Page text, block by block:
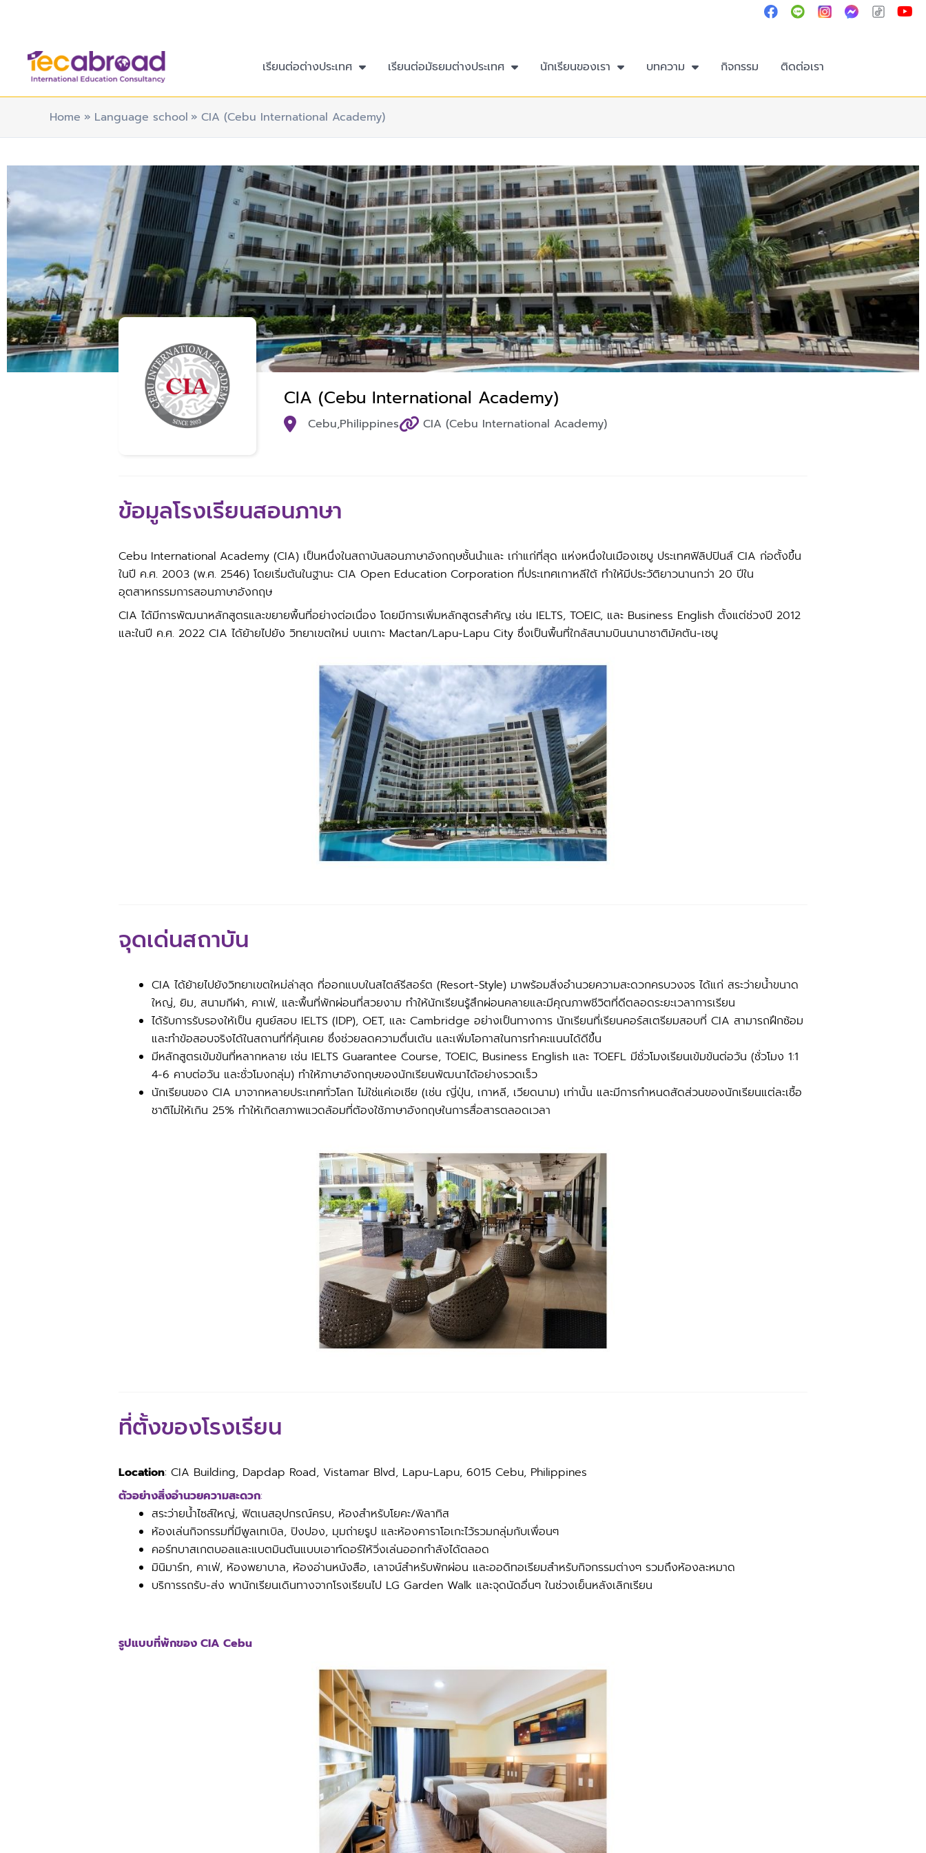
Y
e
เรียนต่อต่างประเทศ เรียนต่อมัธยมต่างประเทศ นักเรียนของเรา บทความ กิจกรรม ติดต่อเรา
Home Language school CIA (Cebu International Academy)
CIA (Cebu International Academy)
Cebu,Philippines CIA (Cebu International Academy)
ข้อมูลโรงเรียนสอนภาษา
Cebu International Academy (CIA) เป็นหนึ่งในสถาบันสอนภาษาอังกฤษชั้นนำและ เก่าแก่ที่สุด แห่งหนึ่งในเมืองเซบู ประเทศฟิลิปปินส์ CIA ก่อตั้งขึ้น
ในปี ค.ศ. 2003 (พ.ศ. 2546) โดยเริ่มต้นในฐานะ CIA Open Education Corporation ที่ประเทศเกาหลีใต้ ทำให้มีประวัติยาวนานกว่า 20 ปีใน
อุตสาหกรรมการสอนภาษาอังกฤษ
CIA ได้มีการพัฒนาหลักสูตรและขยายพื้นที่อย่างต่อเนื่อง โดยมีการเพิ่มหลักสูตรสำคัญ เช่น IELTS, TOEIC, และ Business English ตั้งแต่ช่วงปี 2012
และในปี ค.ศ. 2022 CIA ได้ย้ายไปยัง วิทยาเขตใหม่ บนเกาะ Mactan/Lapu-Lapu City ซึ่งเป็นพื้นที่ใกล้สนามบินนานาชาติมัคตัน-เซบู
จุดเด่นสถาบัน
CIA ได้ย้ายไปยังวิทยาเขตใหม่ล่าสุด ที่ออกแบบในสไตล์รีสอร์ต (Resort-Style) มาพร้อมสิ่งอำนวยความสะดวกครบวงจร ได้แก่ สระว่ายน้ำขนาด
ใหญ่, ยิม, สนามกีฬา, คาเฟ่, และพื้นที่พักผ่อนที่สวยงาม ทำให้นักเรียนรู้สึกผ่อนคลายและมีคุณภาพชีวิตที่ดีตลอดระยะเวลาการเรียน
ได้รับการรับรองให้เป็น ศูนย์สอบ IELTS (IDP), OET, และ Cambridge อย่างเป็นทางการ นักเรียนที่เรียนคอร์สเตรียมสอบที่ CIA สามารถฝึกซ้อม
และทำข้อสอบจริงได้ในสถานที่ที่คุ้นเคย ซึ่งช่วยลดความตื่นเต้น และเพิ่มโอกาสในการทำคะแนนได้ดีขึ้น
มีหลักสูตรเข้มข้นที่หลากหลาย เช่น IELTS Guarantee Course, TOEIC, Business English และ TOEFL มีชั่วโมงเรียนเข้มข้นต่อวัน (ชั่วโมง 1:1
4-6 คาบต่อวัน และชั่วโมงกลุ่ม) ทำให้ภาษาอังกฤษของนักเรียนพัฒนาได้อย่างรวดเร็ว
นักเรียนของ CIA มาจากหลายประเทศทั่วโลก ไม่ใช่แค่เอเชีย (เช่น ญี่ปุ่น, เกาหลี, เวียดนาม) เท่านั้น และมีการกำหนดสัดส่วนของนักเรียนแต่ละเชื้อ
ชาติไม่ให้เกิน 25% ทำให้เกิดสภาพแวดล้อมที่ต้องใช้ภาษาอังกฤษในการสื่อสารตลอดเวลา
ที่ตั้งของโรงเรียน
Location: CIA Building, Dapdap Road, Vistamar Blvd, Lapu-Lapu, 6015 Cebu, Philippines
ตัวอย่างสิ่งอำนวยความสะดวก:
สระว่ายน้ำไซส์ใหญ่, ฟิตเนสอุปกรณ์ครบ, ห้องสำหรับโยคะ/พิลาทิส
ห้องเล่นกิจกรรมที่มีพูลเทเบิล, ปิงปอง, มุมถ่ายรูป และห้องคาราโอเกะไว้รวมกลุ่มกับเพื่อนๆ
คอร์ทบาสเกตบอลและแบตมินตันแบบเอาท์ดอร์ให้วิ่งเล่นออกกำลังได้ตลอด
มินิมาร์ท, คาเฟ่, ห้องพยาบาล, ห้องอ่านหนังสือ, เลาจน์สำหรับพักผ่อน และออดิทอเรียมสำหรับกิจกรรมต่างๆ รวมถึงห้องละหมาด
บริการรถรับ-ส่ง พานักเรียนเดินทางจากโรงเรียนไป LG Garden Walk และจุดนัดอื่นๆ ในช่วงเย็นหลังเลิกเรียน
รูปแบบที่พักของ CIA Cebu